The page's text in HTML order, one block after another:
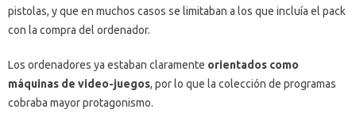
pistolas, y que en muchos casos se limitaban a los que incluía el pack
con la compra del ordenador.
Los ordenadores ya estaban claramente orientados como
máquinas de video-juegos, por lo que la colección de programas
cobraba mayor protagonismo.